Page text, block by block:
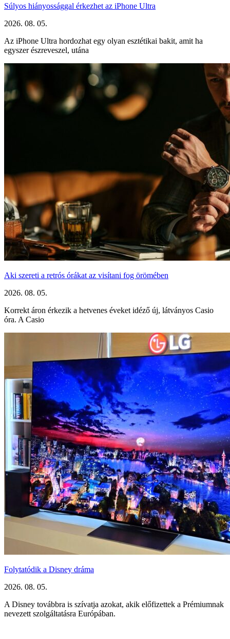
Súlyos hiányossággal érkezhet az iPhone Ultra
2026. 08. 05.
Az iPhone Ultra hordozhat egy olyan esztétikai bakit, amit ha
egyszer észreveszel, utána
Aki szereti a retrós órákat az visítani fog örömében
2026. 08. 05.
Korrekt áron érkezik a hetvenes éveket idéző új, látványos Casio
óra. A Casio
Folytatódik a Disney dráma
2026. 08. 05.
A Disney továbbra is szívatja azokat, akik előfizettek a Prémiumnak
nevezett szolgáltatásra Európában.